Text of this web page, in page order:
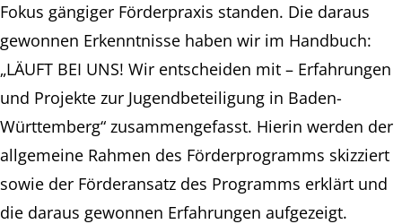
Fokus gängiger Förderpraxis standen. Die daraus
gewonnen Erkenntnisse haben wir im Handbuch:
„LÄUFT BEI UNS! Wir entscheiden mit – Erfahrungen
und Projekte zur Jugendbeteiligung in Baden-
Württemberg“ zusammengefasst. Hierin werden der
allgemeine Rahmen des Förderprogramms skizziert
sowie der Förderansatz des Programms erklärt und
die daraus gewonnen Erfahrungen aufgezeigt.